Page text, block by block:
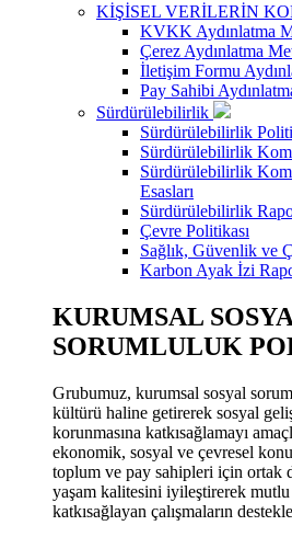
KİŞİSEL VERİLERİN
KVKK Aydınlatma
Çerez Aydınlatma
İletişim Formu
Pay Sahibi
Sürdürülebilirlik
Sürdürülebilirlik
Sürdürülebilirlik
Sürdürülebilirlik
Esasları
Sürdürülebilirlik
Çevre Politikası
Sağlık, Güvenlik ve
Karbon Ayak İzi
KURUMSAL
SORUMLULUK
Grubumuz, kurumsal sosyal
kültürü haline getirerek sosyal
korunmasına katkısağlamayı
ekonomik, sosyal ve çevresel
toplum ve pay sahipleri için ortak
yaşam kalitesini iyileştirerek mutlu
katkısağlayan çalışmaların